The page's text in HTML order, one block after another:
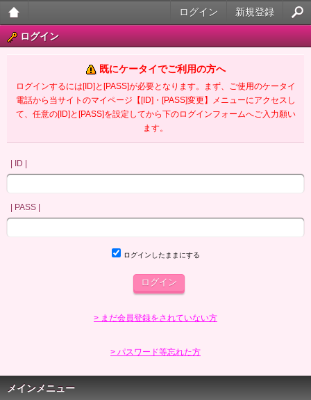
大人
ータ
イ官
新規登録
ログイン
ログイン
既にケータイでご利用の方へ
ログインするには[ID]と[PASS]が必要となります。まず、ご使用のケータイ
電話から当サイトのマイページ【[ID]・[PASS]変更】メニューにアクセスし
て、任意の[ID]と[PASS]を設定してから下のログインフォームへご入力願い
ます。
| ID |
| PASS |
ログインしたままにする
> まだ会員登録をされていない方
> パスワード等忘れた方
メインメニュー